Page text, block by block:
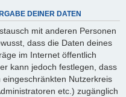
DEINER DATEN
mit anderen Personen
dass die Daten deines
im Internet öffentlich
kann jedoch festlegen, dass
Nutzerkreis
etc.) zugänglich